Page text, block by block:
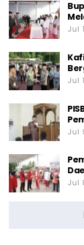
Jul
Jul
Jul
Jul